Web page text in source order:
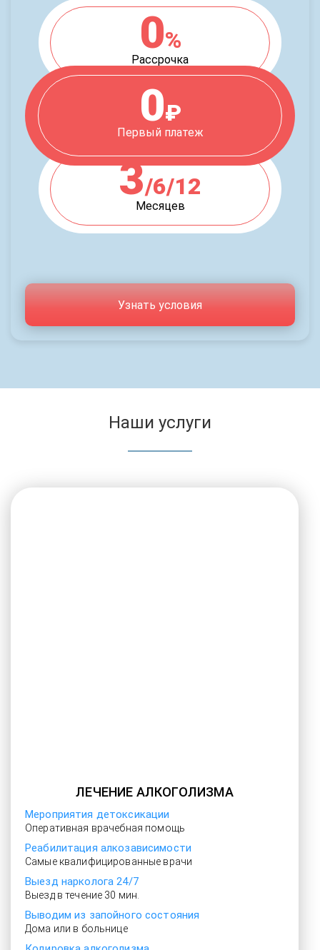
0%
Рассрочка
0₽
Первый платеж
3/6/12
Месяцев
Узнать условия
Наши услуги
ЛЕЧЕНИЕ АЛКОГОЛИЗМА
Мероприятия детоксикации
Оперативная врачебная помощь
Реабилитация алкозависимости
Самые квалифицированные врачи
Выезд нарколога 24/7
Выезд в течение 30 мин.
Выводим из запойного состояния
Дома или в больнице